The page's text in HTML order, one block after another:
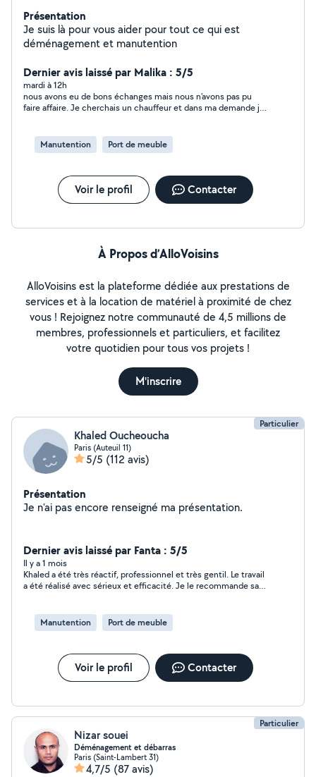
Présentation
Je suis là pour vous aider pour tout ce qui est
déménagement et manutention
Dernier avis laissé par Malika : 5/5
mardi à 12h
nous avons eu de bons échanges mais nous n'avons pas pu
faire affaire. Je cherchais un chauffeur et dans ma demande je
Manutention Port de meuble
Voir le profil Contacter
À Propos d’AlloVoisins
AlloVoisins est la plateforme dédiée aux prestations de
services et à la location de matériel à proximité de chez
vous ! Rejoignez notre communauté de 4,5 millions de
membres, professionnels et particuliers, et facilitez
votre quotidien pour tous vos projets !
M'inscrire
Particulier
Khaled Oucheoucha
Paris (Auteuil 11)
5/5 (112 avis)
Présentation
Je n'ai pas encore renseigné ma présentation.
Dernier avis laissé par Fanta : 5/5
Il y a 1 mois
Khaled a été très réactif, professionnel et très gentil. Le travail
a été réalisé avec sérieux et efficacité. Je le recommande sans
Manutention Port de meuble
Voir le profil Contacter
Particulier
Nizar souei
Déménagement et débarras
Paris (Saint-Lambert 31)
4,7/5 (87 avis)